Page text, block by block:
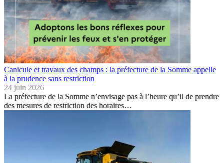
Canicule et travaux des champs : la préfecture de la Somme appelle
à la prudence sans restriction
24 juin 2026
La préfecture de la Somme n’envisage pas à l’heure qu’il de prendre
des mesures de restriction des horaires…